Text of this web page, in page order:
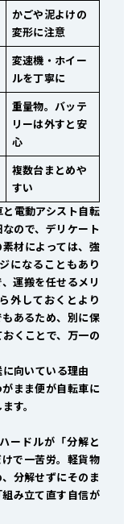
かごや泥よけの
変形に注意
変速機・ホイー
ルを丁寧に
重量物。バッテ
リーは外すと安
心
複数台まとめや
すい
電動アシスト自転
ので、デリケート
材によっては、強
になることもあり
運搬を任せるメリ
外しておくとより
あるため、別に保
くことで、万一の
向いている理由
まま便が自転車に
す。
ードルが「分解と
で一苦労。軽貨物
分解せずにそのま
み立て直す自信が